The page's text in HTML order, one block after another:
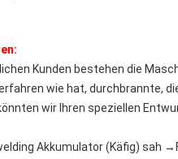
Kunden bestehen die
wie hat, durchbrannte,
wir Ihren speziellen
Akkumulator (Käfig) sah